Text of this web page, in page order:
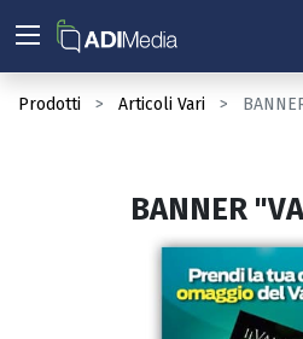
Prodotti Articoli Vari
BANNER